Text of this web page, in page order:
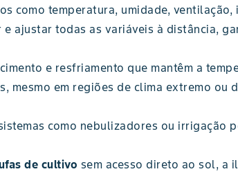
como temperatura, umidade, ventilação,
ajustar todas as variáveis à distância,
e resfriamento que mantêm a
mesmo em regiões de clima extremo ou
como nebulizadores ou irrigação
de cultivo sem acesso direto ao sol, a